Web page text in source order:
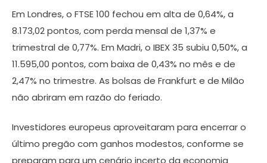
Em Londres, o FTSE 100 fechou em alta de 0,64%, a
8.173,02 pontos, com perda mensal de 1,37% e
trimestral de 0,77%. Em Madri, o IBEX 35 subiu 0,50%, a
11.595,00 pontos, com baixa de 0,43% no mês e de
2,47% no trimestre. As bolsas de Frankfurt e de Milão
não abriram em razão do feriado.
Investidores europeus aproveitaram para encerrar o
último pregão com ganhos modestos, conforme se
preparam para um cenário incerto da economia